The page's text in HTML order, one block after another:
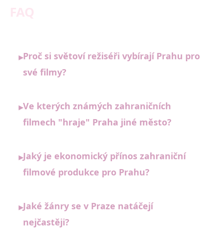
▸Proč si světoví režiséři vybírají Prahu pro
své filmy?
▸Ve kterých známých zahraničních
filmech "hraje" Praha jiné město?
▸Jaký je ekonomický přínos zahraniční
filmové produkce pro Prahu?
▸Jaké žánry se v Praze natáčejí
nejčastěji?